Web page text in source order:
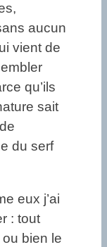
aucun
vient de
qu’ils
sait
du serf
eux j’ai
: tout
ou bien le